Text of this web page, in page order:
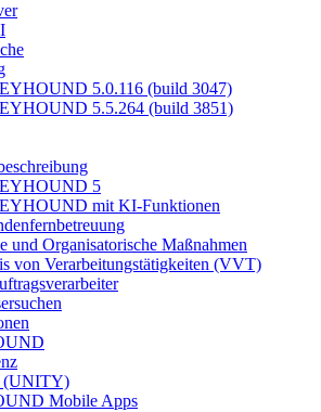
5.0.116 (build 3047)
5.5.264 (build 3851)
5
mit KI-Funktionen
und Organisatorische Maßnahmen
von Verarbeitungstätigkeiten (VVT)
(UNITY)
Mobile Apps